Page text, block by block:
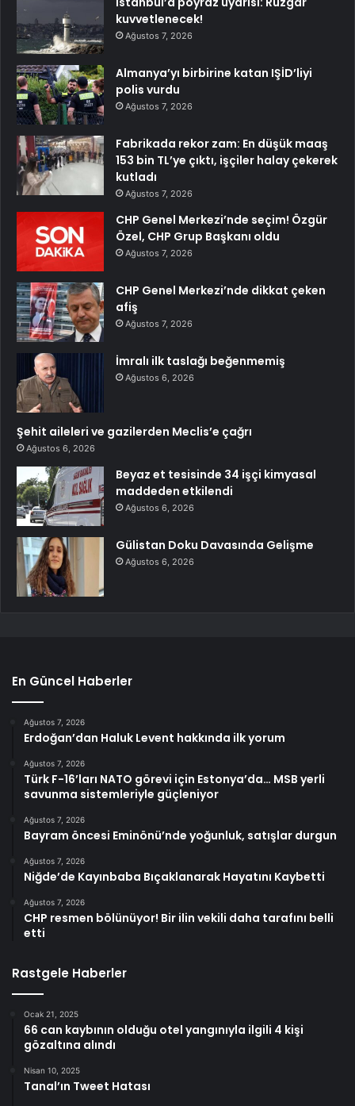
kuvvetlenecek!
Ağustos 7, 2026
Almanya’yı birbirine katan IŞİD’liyi
polis vurdu
Ağustos 7, 2026
Fabrikada rekor zam: En düşük maaş
153 bin TL’ye çıktı, işçiler halay çekerek
kutladı
Ağustos 7, 2026
CHP Genel Merkezi’nde seçim! Özgür
Özel, CHP Grup Başkanı oldu
Ağustos 7, 2026
CHP Genel Merkezi’nde dikkat çeken
afiş
Ağustos 7, 2026
İmralı ilk taslağı beğenmemiş
Ağustos 6, 2026
Şehit aileleri ve gazilerden Meclis’e çağrı
Ağustos 6, 2026
Beyaz et tesisinde 34 işçi kimyasal
maddeden etkilendi
Ağustos 6, 2026
Gülistan Doku Davasında Gelişme
Ağustos 6, 2026
En Güncel Haberler
Ağustos 7, 2026
Erdoğan’dan Haluk Levent hakkında ilk yorum
Ağustos 7, 2026
Türk F-16’ları NATO görevi için Estonya’da… MSB yerli
savunma sistemleriyle güçleniyor
Ağustos 7, 2026
Bayram öncesi Eminönü’nde yoğunluk, satışlar durgun
Ağustos 7, 2026
Niğde’de Kayınbaba Bıçaklanarak Hayatını Kaybetti
Ağustos 7, 2026
CHP resmen bölünüyor! Bir ilin vekili daha tarafını belli
etti
Rastgele Haberler
Ocak 21, 2025
66 can kaybının olduğu otel yangınıyla ilgili 4 kişi
gözaltına alındı
Nisan 10, 2025
Tanal’ın Tweet Hatası